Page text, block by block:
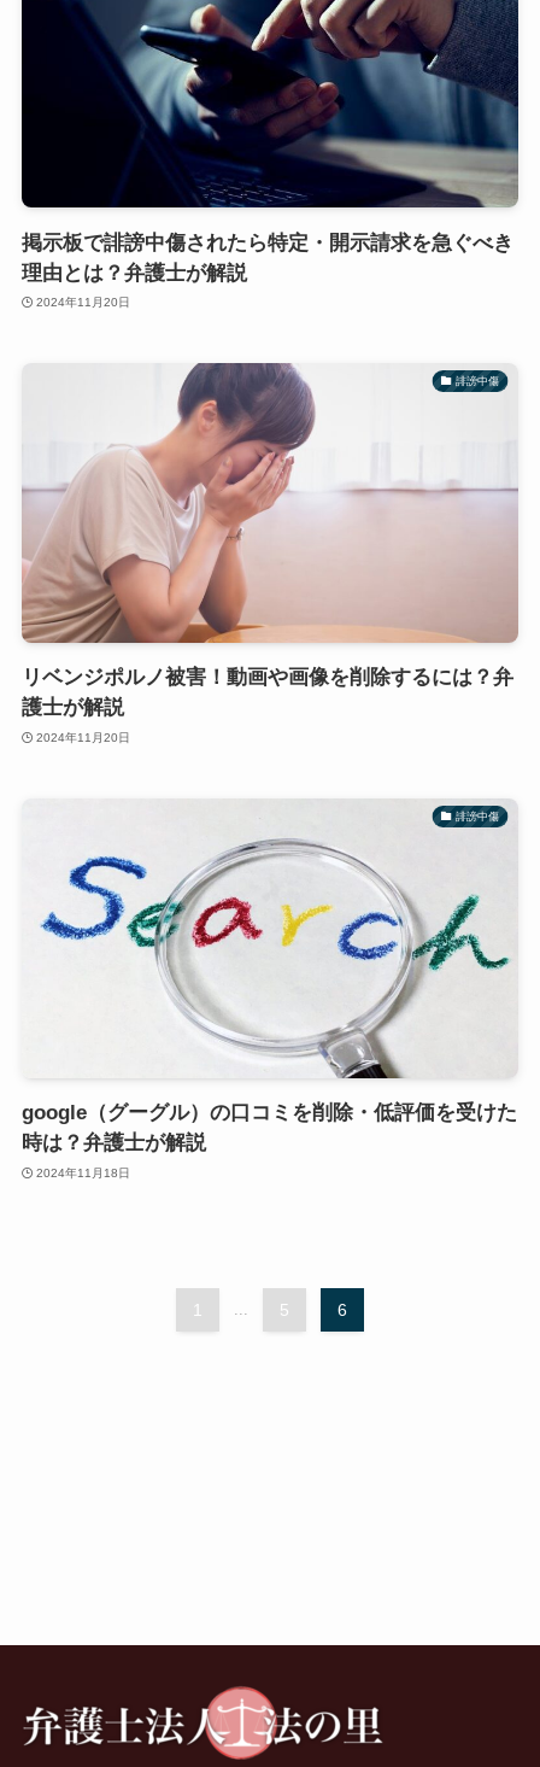
掲示板で誹謗中傷されたら特定・開示請求を急ぐべき
理由とは？弁護士が解説
2024年11月20日
誹謗中傷
リベンジポルノ被害！動画や画像を削除するには？弁
護士が解説
2024年11月20日
誹謗中傷
google（グーグル）の口コミを削除・低評価を受けた
時は？弁護士が解説
2024年11月18日
1 5 6